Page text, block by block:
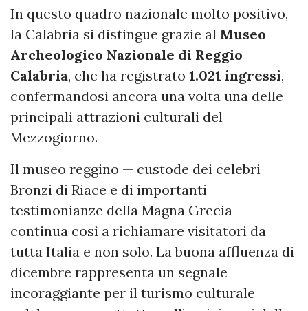
In questo quadro nazionale molto positivo,
la Calabria si distingue grazie al Museo
Archeologico Nazionale di Reggio
Calabria, che ha registrato 1.021 ingressi,
confermandosi ancora una volta una delle
principali attrazioni culturali del
Mezzogiorno.
Il museo reggino — custode dei celebri
Bronzi di Riace e di importanti
testimonianze della Magna Grecia —
continua così a richiamare visitatori da
tutta Italia e non solo. La buona affluenza di
dicembre rappresenta un segnale
incoraggiante per il turismo culturale